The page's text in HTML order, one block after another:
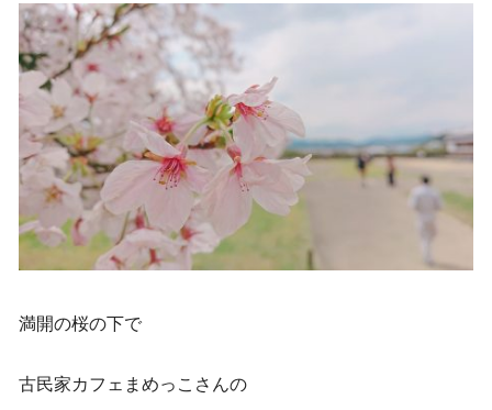
満開の桜の下で
古民家カフェまめっこさんの